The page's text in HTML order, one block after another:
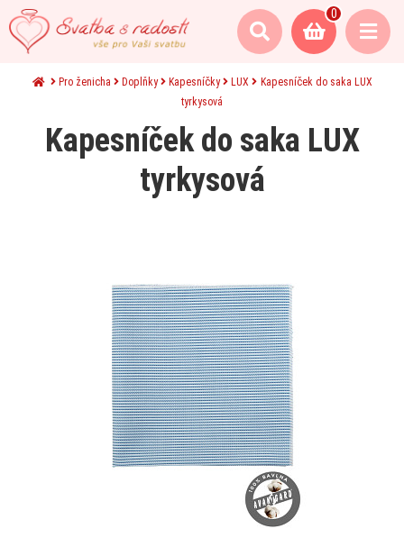
0
Pro ženicha Doplňky Kapesníčky LUX
Kapesníček do saka LUX
tyrkysová
Kapesníček do saka LUX
tyrkysová